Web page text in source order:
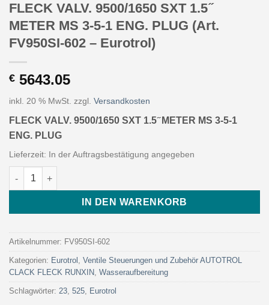
FLECK VALV. 9500/1650 SXT 1.5 ̋
METER MS 3-5-1 ENG. PLUG (Art.
FV950SI-602 – Eurotrol)
€ 5643.05
inkl. 20 % MwSt. zzgl. Versandkosten
FLECK VALV. 9500/1650 SXT 1.5 ̋ METER MS 3-5-1
ENG. PLUG
Lieferzeit: In der Auftragsbestätigung angegeben
FLECK VALV. 9500/1650 SXT 1.5 ̋ METER MS 3-5-1 ENG.
IN DEN WARENKORB
Artikelnummer: FV950SI-602
Kategorien: Eurotrol , Ventile Steuerungen und Zubehör AUTOTROL
CLACK FLECK RUNXIN, Wasseraufbereitung
Schlagwörter: 23, 525, Eurotrol